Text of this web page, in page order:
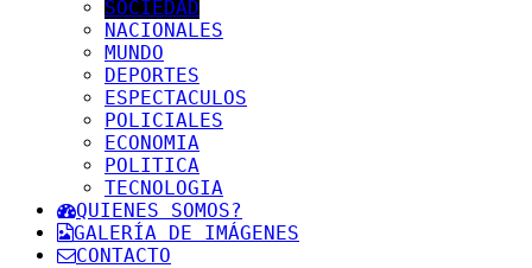
SOCIEDAD
NACIONALES
MUNDO
DEPORTES
ESPECTACULOS
POLICIALES
ECONOMIA
POLITICA
TECNOLOGIA
QUIENES SOMOS?
GALERÍA DE IMÁGENES
CONTACTO